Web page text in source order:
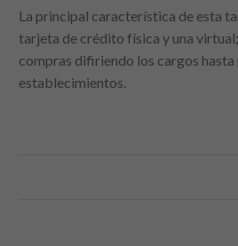
La principal característica de esta
tarjeta de crédito física y una
compras difiriendo los cargos hasta
establecimientos.